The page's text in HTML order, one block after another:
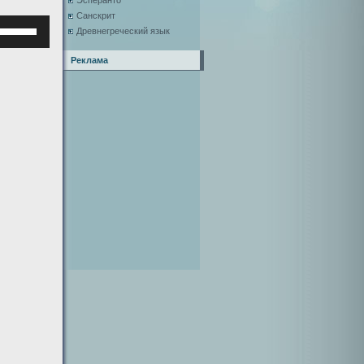
Санскрит
Древнегреческий язык
Реклама